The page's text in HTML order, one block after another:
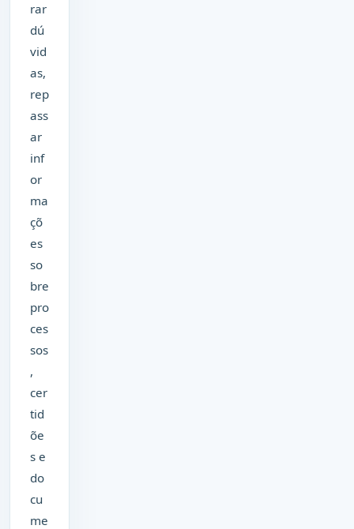
rar
dú
vid
as,
rep
ass
ar
inf
or
ma
çõ
es
so
bre
pro
ces
sos
,
cer
tid
õe
s e
do
cu
me